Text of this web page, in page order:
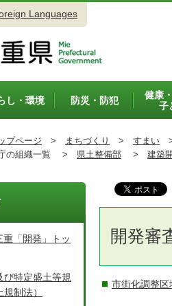
Languages
し・環境 防災・防犯
健康
子
プページ > まちづくり > すまい
の組織一覧 > 県土整備部 > 建築
開発審
市街化調整
「開発」トッ
び特定盛土等規
制法）